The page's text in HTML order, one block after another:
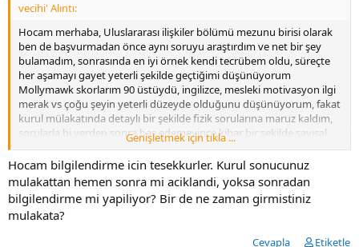
vecihi' Alıntı:
Hocam merhaba, Uluslararası ilişkiler bölümü mezunu birisi olarak
ben de başvurmadan önce aynı soruyu araştırdım ve net bir şey
bulamadım, sonrasında en iyi örnek kendi tecrübem oldu, süreçte
her aşamayı gayet yeterli şekilde geçtiğimi düşünüyorum
Mollymawk skorlarım 90 üstüydü, ingilizce, mesleki motivasyon ilgi
merak vs çoğu şeyin yeterli düzeyde olduğunu düşünüyorum, fakat
kurul mülakatında detaylı bir şekilde fizik sorularına maruz kaldım,
sorularla bi yerden sonra baş edemeyince kibar bir şekilde sayısal
bölüm mezunu değilim ve en son fizik dersi göreli bi hayli oldu
tarzında bi cevap bile verdim. Mülakat fizik soruları dışında iyiydi
diyebilirim. Fakat sonuç olumsuz, yeni başlayan filoya baktığımda
ise giren hepsinin mühendislik kökenli olduğunu gördüm,
muhakkak istisnaları vardır fakat sunexpressin çok da sözel kökenli
tercih etmediğini düşünüyorum
Genişletmek için tıkla ...
Hocam bilgilendirme icin tesekkurler. Kurul sonucunuz
mulakattan hemen sonra mi aciklandi, yoksa sonradan
bilgilendirme mi yapiliyor? Bir de ne zaman girmistiniz
mulakata?
Cevapla Etiketle